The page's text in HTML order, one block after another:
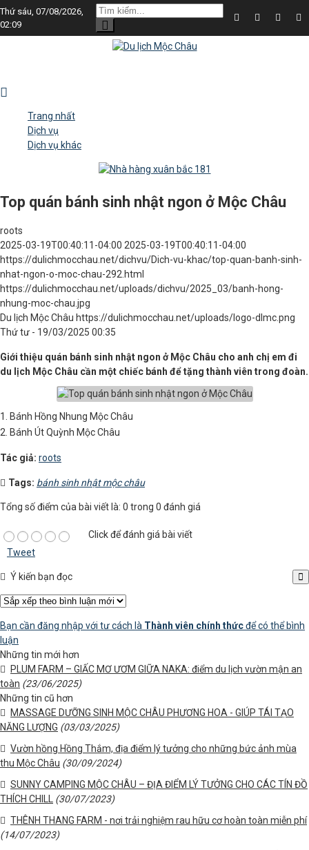
Thứ sáu, 07/08/2026,
02:09
Trang nhất
Dịch vụ
Dịch vụ khác
Top quán bánh sinh nhật ngon ở Mộc Châu
roots
2025-03-19T00:40:11-04:00 2025-03-19T00:40:11-04:00
https://dulichmocchau.net/dichvu/Dich-vu-khac/top-quan-banh-sinh-
nhat-ngon-o-moc-chau-292.html
https://dulichmocchau.net/uploads/dichvu/2025_03/banh-hong-
nhung-moc-chau.jpg
Du lịch Mộc Châu https://dulichmocchau.net/uploads/logo-dlmc.png
Thứ tư - 19/03/2025 00:35
Giới thiệu quán bánh sinh nhật ngon ở Mộc Châu cho anh chị em đi
du lịch Mộc Châu cần một chiếc bánh để tặng thành viên trong đoàn.
1. Bánh Hồng Nhung Mộc Châu
2. Bánh Út Quỳnh Mộc Châu
Tác giả: roots
Tags: bánh sinh nhật mộc châu
Tổng số điểm của bài viết là: 0 trong 0 đánh giá
Click để đánh giá bài viết
Tweet
Ý kiến bạn đọc
Bạn cần đăng nhập với tư cách là Thành viên chính thứcđể có thể bình
luận
Những tin mới hơn
PLUM FARM – GIẤC MƠ ƯƠM GIỮA NAKA: điểm du lịch vườn mận an
toàn (23/06/2025)
Những tin cũ hơn
MASSAGE DƯỠNG SINH MỘC CHÂU PHƯƠNG HOA - GIÚP TÁI TẠO
NĂNG LƯỢNG (03/03/2025)
Vườn hồng Hồng Thắm, địa điểm lý tưởng cho những bức ảnh mùa
thu Mộc Châu (30/09/2024)
SUNNY CAMPING MỘC CHÂU – ĐỊA ĐIỂM LÝ TƯỞNG CHO CÁC TÍN ĐỒ
THÍCH CHILL
(30/07/2023)
THÊNH THANG FARM - nơi trải nghiệm rau hữu cơ hoàn toàn miễn phí
(14/07/2023)